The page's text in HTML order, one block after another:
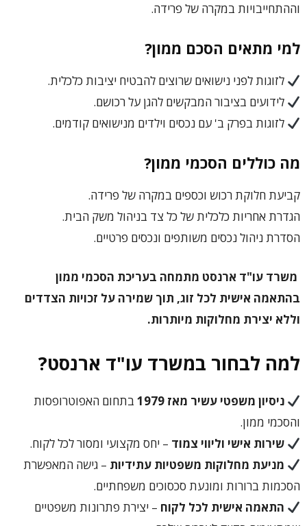
וההתחייבויות במקרה של פרידה.
למי מתאים הסכם ממון?
לזוגות לפני נישואים שרוצים להבטיח יציבות כלכלית.
לידועים בציבור המבקשים להגן על רכושם.
לזוגות בפרק ב' עם נכסים וילדים מנישואים קודמים.
מה כוללים הסכמי ממון?
קביעת חלוקת רכוש וכספים במקרה של פרידה.
הגדרת אחריות כלכלית של כל צד בניהול משק הבית.
הסדרת ניהול נכסים משותפים ונכסים פרטיים.
משרד עו"ד ארנסט מתמחה בעריכת הסכמי ממון
בהתאמה אישית לכל זוג, תוך שמירה על זכויות הצדדים
וללא יצירת מחלוקות מיותרות.
למה לבחור במשרד עו"ד ארנסט?
ניסיון משפטי עשיר מאז 1979
בתחום האפוטרופסות
והסכמי ממון.
שירות אישי וליווי צמוד – יחס מקצועי ומסור לכל לקוח.
מניעת מחלוקות משפטיות עתידיות – גישה המאפשרת
הסכמות ברורות ומונעת סכסוכים משפחתיים.
התאמה אישית לכל לקוח – יצירת פתרונות משפטיים